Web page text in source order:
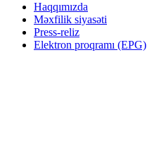
Haqqımızda
Məxfilik siyasəti
Press-reliz
Elektron proqramı (EPG)